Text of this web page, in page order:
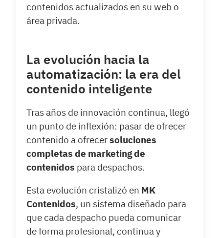
contenidos actualizados en su web o
área privada.
La evolución hacia la
automatización: la era del
contenido inteligente
Tras años de innovación continua, llegó
un punto de inflexión: pasar de ofrecer
contenido a ofrecersoluciones
completas de marketing de
contenidos para despachos.
Esta evolución cristalizó en MK
Contenidos, un sistema diseñado para
que cada despacho pueda comunicar
de forma profesional, continua y